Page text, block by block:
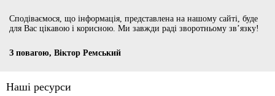
Сподіваємося, що інформація, представлена на нашому сайті, буде
для Вас цікавою і корисною. Ми завжди раді зворотньому зв’язку!
З повагою, Віктор Ремський
Наші ресурси